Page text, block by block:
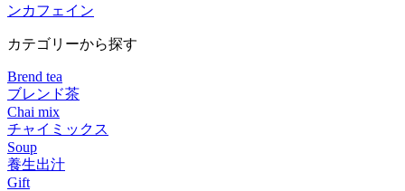
ンカフェイン
カテゴリーから探す
Brend tea
ブレンド茶
Chai mix
チャイミックス
Soup
養生出汁
Gift